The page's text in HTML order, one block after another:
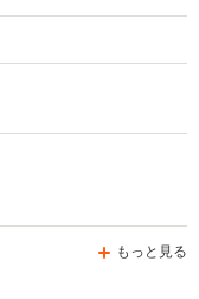
もっと見る